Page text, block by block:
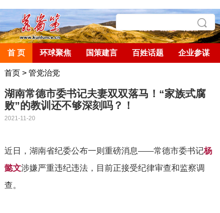
首 页 环球聚焦 国策建言 百姓话题 企业参谋
首页> 管党治党
湖南常德市委书记夫妻双双落马！“家族式腐
败”的教训还不够深刻吗？！
2021-11-20
近日，湖南省纪委公布一则重磅消息——常德市委书记杨
懿文涉嫌严重违纪违法，目前正接受纪律审查和监察调
查。